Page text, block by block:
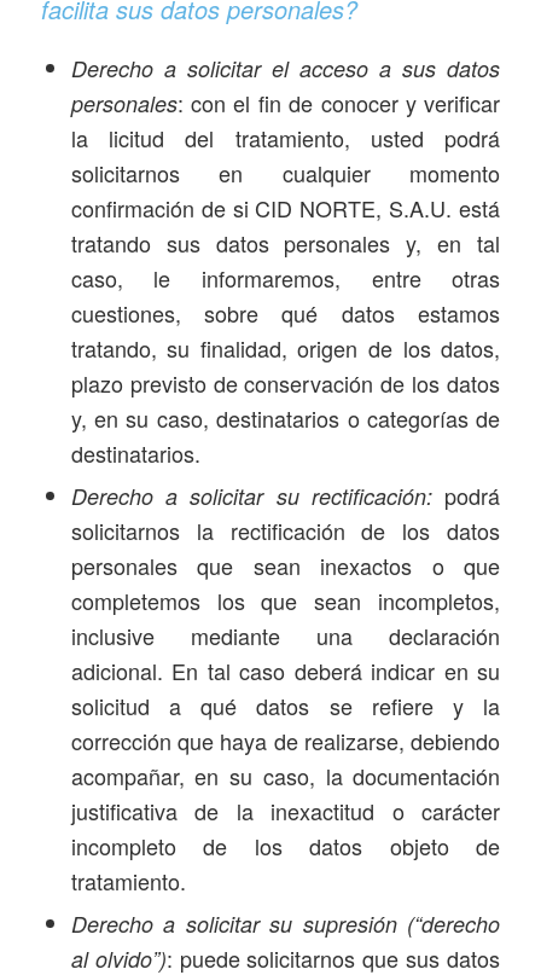
facilita sus datos personales?
Derecho a solicitar el acceso a sus datos
personales: con el fin de conocer y verificar
la licitud del tratamiento, usted podrá
solicitarnos en cualquier momento
confirmación de si CID NORTE, S.A.U. está
tratando sus datos personales y, en tal
caso, le informaremos, entre otras
cuestiones, sobre qué datos estamos
tratando, su finalidad, origen de los datos,
plazo previsto de conservación de los datos
y, en su caso, destinatarios o categorías de
destinatarios.
Derecho a solicitar su rectificación: podrá
solicitarnos la rectificación de los datos
personales que sean inexactos o que
completemos los que sean incompletos,
inclusive mediante una declaración
adicional. En tal caso deberá indicar en su
solicitud a qué datos se refiere y la
corrección que haya de realizarse, debiendo
acompañar, en su caso, la documentación
justificativa de la inexactitud o carácter
incompleto de los datos objeto de
tratamiento.
Derecho a solicitar su supresión (“derecho
al olvido”): puede solicitarnos que sus datos